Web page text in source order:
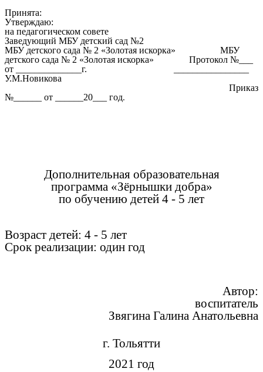
Принята:
Утверждаю:
на педагогическом совете
Заведующий МБУ детский сад №2
МБУ детского сада № 2 «Золотая искорка» МБУ
детского сада № 2 «Золотая искорка» Протокол №___
от ______________г. ________________
У.М.Новикова
Приказ
№______ от ______20___ год.
Дополнительная образовательная
программа «Зёрнышки добра»
по обучению детей 4 - 5 лет
Возраст детей: 4 - 5 лет
Срок реализации: один год
Автор:
воспитатель
Звягина Галина Анатольевна
г. Тольятти
2021 год